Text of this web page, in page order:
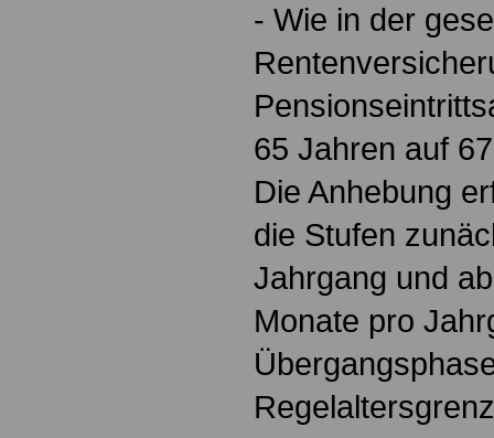
- Wie in der
65 Jahren auf
Die Anhebung
die Stufen
Jahrgang und
Monate pro